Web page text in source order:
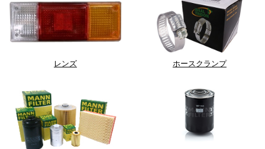
レンズ ホースクランプ